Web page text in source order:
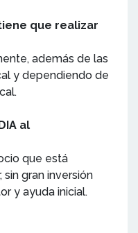
que realizar
además de las
y dependiendo de
al
que está
gran inversión
y ayuda inicial.